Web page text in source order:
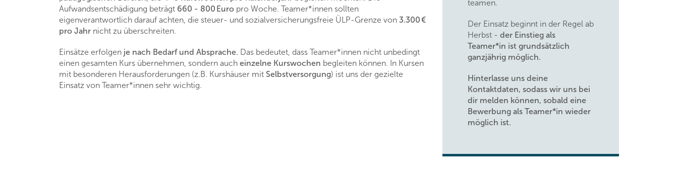
Aufwandsentschädigung beträgt 660 - 800 Euro pro Woche. Teamer*innen sollten
eigenverantwortlich darauf achten, die steuer- und sozialversicherungsfreie ÜLP-Grenze von 3.300 €
pro Jahr nicht zu überschreiten.
Einsätze erfolgen je nach Bedarf und Absprache. Das bedeutet, dass Teamer*innen nicht unbedingt
einen gesamten Kurs übernehmen, sondern auch einzelne Kurswochen begleiten können. In Kursen
mit besonderen Herausforderungen (z.B. Kurshäuser mit Selbstversorgung) ist uns der gezielte
Einsatz von Teamer*innen sehr wichtig.
teamen.
Der Einsatz beginnt in der Regel ab
Herbst - der Einstieg als
Teamer*in ist grundsätzlich
ganzjährig möglich.
Hinterlasse uns deine
Kontaktdaten, sodass wir uns bei
dir melden können, sobald eine
Bewerbung als Teamer*in wieder
möglich ist.